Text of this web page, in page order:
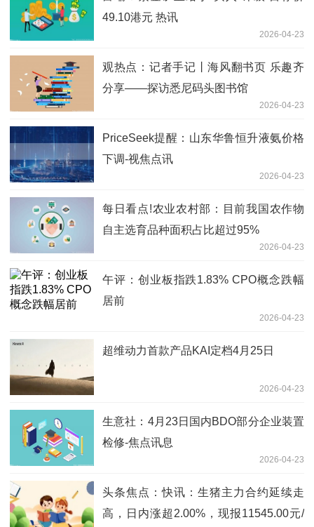
49.10港元 热讯
2026-04-23
观热点：记者手记丨海风翻书页 乐趣齐
分享——探访悉尼码头图书馆
2026-04-23
PriceSeek提醒：山东华鲁恒升液氨价格
下调-视焦点讯
2026-04-23
每日看点!农业农村部：目前我国农作物
自主选育品种面积占比超过95%
2026-04-23
午评：创业板指跌1.83% CPO概念跌幅
居前
2026-04-23
超维动力首款产品KAI定档4月25日
2026-04-23
生意社：4月23日国内BDO部分企业装置
检修-焦点讯息
2026-04-23
头条焦点：快讯：生猪主力合约延续走
高，日内涨超2.00%，现报11545.00元/